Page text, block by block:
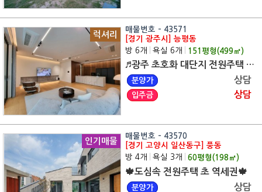
럭셔리
매물번호 - 43571
[경기 광주시] 능평동
방 6개
욕실 6개 151 평형(499㎡)
♬광주 초호화 대단지 전원주택 문의주세요♬ 전 지역 무료 맞춤 상담
분양가 상담
입주금 상담
인기매물
매물번호 - 43570
[경기 고양시 일산동구] 풍동
방 4개
욕실 3개 60평형(198 ㎡)
🍁도심속 전원주택 초 역세권🍁
분양가 상담